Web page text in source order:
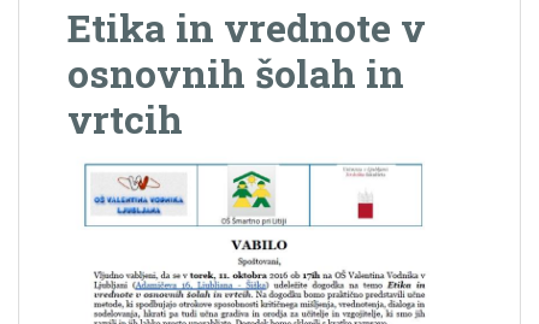
Etika in vrednote v
osnovnih šolah in
vrtcih